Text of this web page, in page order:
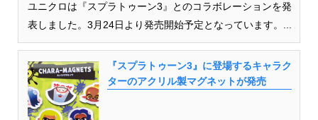
ユニクロは『スプラトゥーン3』とのコラボレーションを発
表しました。3月24日より発売開始予定となっています。...
『スプラトゥーン3』に登場するキャラク
ターのアクリル製マグネットが発売